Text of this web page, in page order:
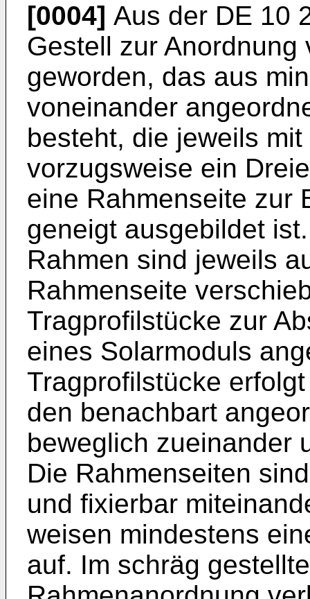
[0004] Aus der DE 10
Gestell zur
geworden, das aus
voneinander
besteht, die jeweils
vorzugsweise ein
eine Rahmenseite zur
geneigt ausgebildet
Rahmen sind jeweils
Rahmenseite
Tragprofilstücke zur
eines Solarmoduls
Tragprofilstücke
den benachbart
beweglich zueinander
Die Rahmenseiten
und fixierbar
weisen mindestens
auf. Im schräg